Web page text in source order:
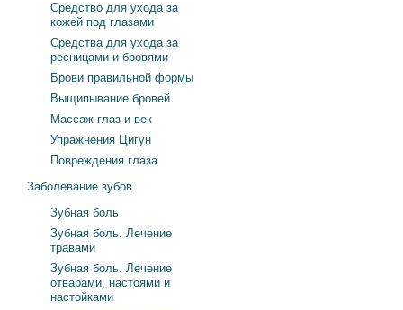
Средство для ухода за
кожей под глазами
Средства для ухода за
ресницами и бровями
Брови правильной формы
Выщипывание бровей
Массаж глаз и век
Упражнения Цигун
Повреждения глаза
Заболевание зубов
Зубная боль
Зубная боль. Лечение
травами
Зубная боль. Лечение
отварами, настоями и
настойками